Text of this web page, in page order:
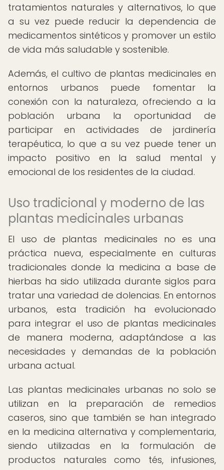
tratamientos naturales y alternativos, lo que
a su vez puede reducir la dependencia de
medicamentos sintéticos y promover un estilo
de vida más saludable y sostenible.
Además, el cultivo de plantas medicinales en
entornos urbanos puede fomentar la
conexión con la naturaleza, ofreciendo a la
población urbana la oportunidad de
participar en actividades de jardinería
terapéutica, lo que a su vez puede tener un
impacto positivo en la salud mental y
emocional de los residentes de la ciudad.
Uso tradicional y moderno de las
plantas medicinales urbanas
El uso de plantas medicinales no es una
práctica nueva, especialmente en culturas
tradicionales donde la medicina a base de
hierbas ha sido utilizada durante siglos para
tratar una variedad de dolencias. En entornos
urbanos, esta tradición ha evolucionado
para integrar el uso de plantas medicinales
de manera moderna, adaptándose a las
necesidades y demandas de la población
urbana actual.
Las plantas medicinales urbanas no solo se
utilizan en la preparación de remedios
caseros, sino que también se han integrado
en la medicina alternativa y complementaria,
siendo utilizadas en la formulación de
productos naturales como tés, infusiones,